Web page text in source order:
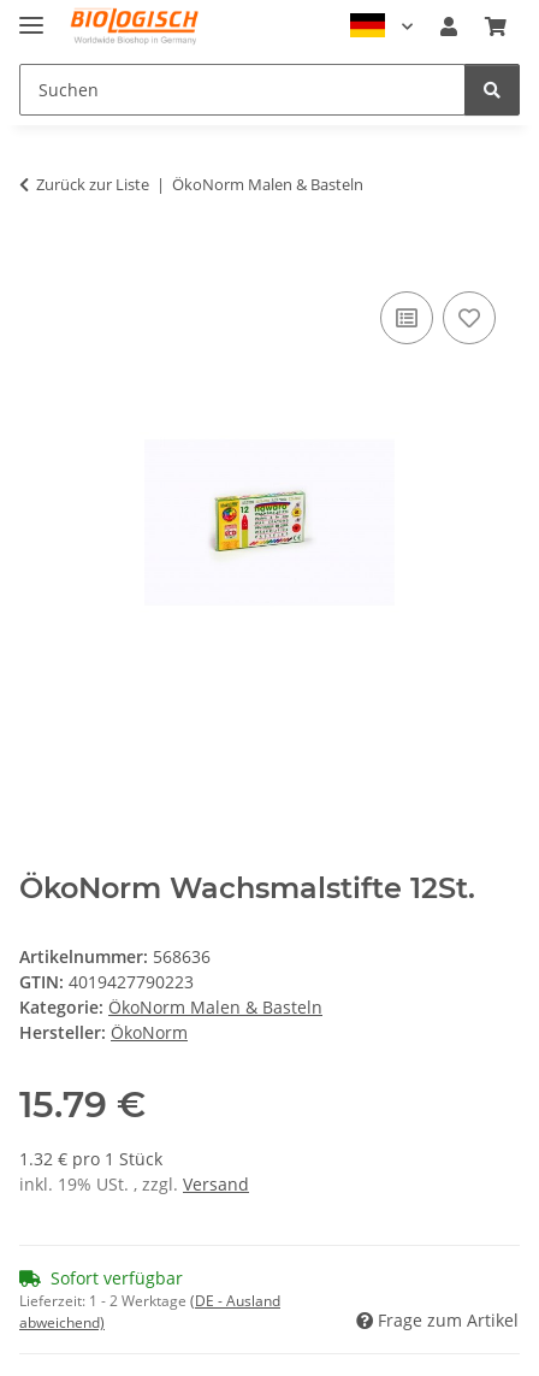
Zurück zur Liste ÖkoNorm Malen & Basteln
ÖkoNorm Wachsmalstifte 12St.
Artikelnummer: 568636
GTIN: 4019427790223
Kategorie: ÖkoNorm Malen & Basteln
Hersteller: ÖkoNorm
15.79 €
1.32 € pro 1 Stück
inkl. 19% USt. , zzgl. Versand
Sofort verfügbar
Lieferzeit: 1 - 2 Werktage (DE - Ausland
abweichend)
Frage zum Artikel